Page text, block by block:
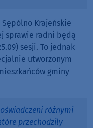
Krajeńskie
sprawie radni będą
sesji. To jednak
utworzonym
gminy
różnymi
przechodziły